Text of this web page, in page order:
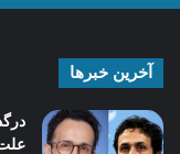
آخرین خبرها